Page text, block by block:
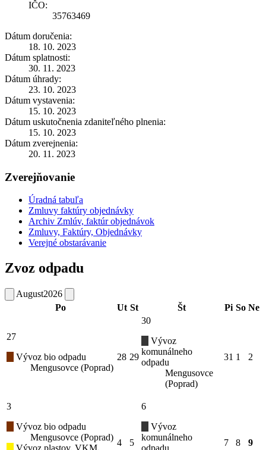
IČO:
35763469
Dátum doručenia:
18. 10. 2023
Dátum splatnosti:
30. 11. 2023
Dátum úhrady:
23. 10. 2023
Dátum vystavenia:
15. 10. 2023
Dátum uskutočnenia zdaniteľného plnenia:
15. 10. 2023
Dátum zverejnenia:
20. 11. 2023
Zverejňovanie
Úradná tabuľa
Zmluvy faktúry objednávky
Archiv Zmlúv, faktúr objednávok
Zmluvy, Faktúry, Objednávky
Verejné obstarávanie
Zvoz odpadu
August2026
Po
Ut St Št Pi So Ne
27
Vývoz bio odpadu
Mengusovce (Poprad)
28 29
30
Vývoz
komunálneho
odpadu
Mengusovce
(Poprad)
31 1 2
3
Vývoz bio odpadu
Mengusovce (Poprad)
4 5
6
Vývoz
komunálneho
7 8 9